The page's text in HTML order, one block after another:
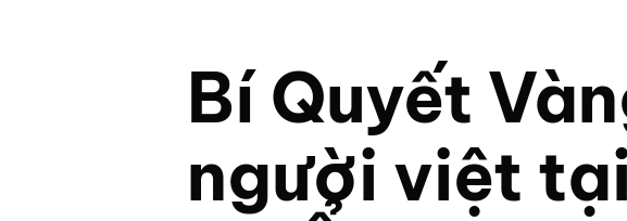
Bí Quyết
người việt